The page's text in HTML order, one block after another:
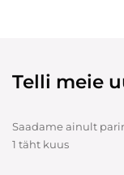
Telli meie
Saadame ainult
1 täht kuus